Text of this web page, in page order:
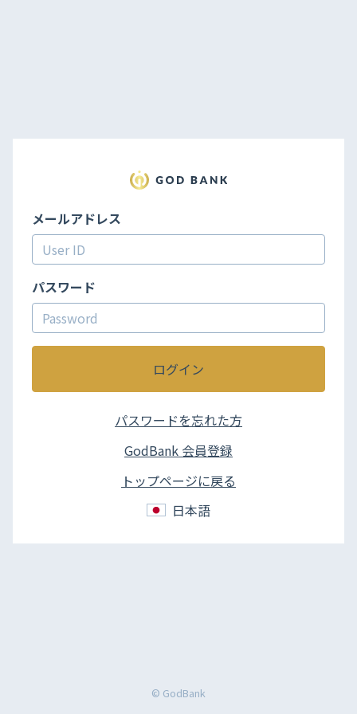
メールアドレス
パスワード
ログイン
パスワードを忘れた方
GodBank 会員登録
トップページに戻る
日本語
© GodBank